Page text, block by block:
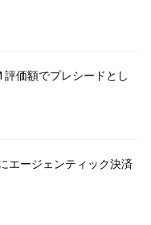
価額でプレシードとし
エージェンティック決済